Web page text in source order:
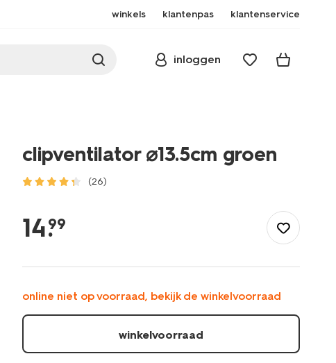
winkels klantenpas klantenservice
inloggen
clipventilator ⌀13.5cm groen
(26)
apparaten/ventilatoren/clipventilator-
14.
99
online niet op voorraad, bekijk de winkelvoorraad
winkelvoorraad